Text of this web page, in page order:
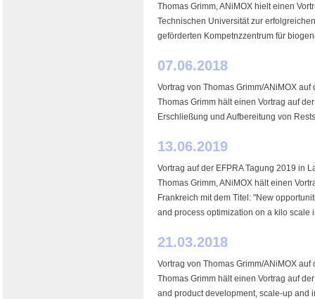
Thomas Grimm, ANiMOX hielt einen
Technischen Universität zur
geförderten Kompetnzzentrum für
07.06.2018
Vortrag von Thomas Grimm/ANiMOX
Thomas Grimm hält einen Vortrag auf
Erschließung und Aufbereitung von
13.06.2019
Vortrag auf der EFPRA Tagung 2019 in
Thomas Grimm, ANiMOX hält einen
Frankreich mit dem Titel: "New
and process optimization on a kilo
21.03.2018
Vortrag von Thomas Grimm/ANiMOX
Thomas Grimm hält einen Vortrag auf
and product development, scale-up and